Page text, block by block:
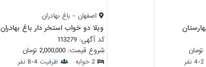
اصفهان - باغ بهادران
ویلا دو خواب استخر دار باغ بهادران
کد آگهی: 113279
شروع قیمت: 2,000,000 تومان
2 خوابه ظرفیت 4-8 نفر